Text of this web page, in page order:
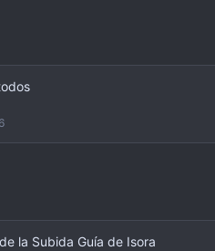
la Subida Guía de Isora